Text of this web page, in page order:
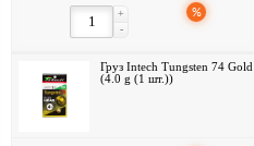
-
+ %
Груз Intech Tungsten 74 Gold
(4.0 g (1 шт.))